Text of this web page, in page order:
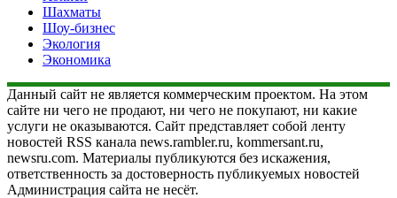
Шахматы
Шоу-бизнес
Экология
Экономика
Данный сайт не является коммерческим проектом. На этом
сайте ни чего не продают, ни чего не покупают, ни какие
услуги не оказываются. Сайт представляет собой ленту
новостей RSS канала news.rambler.ru, kommersant.ru,
newsru.com. Материалы публикуются без искажения,
ответственность за достоверность публикуемых новостей
Администрация сайта не несёт.